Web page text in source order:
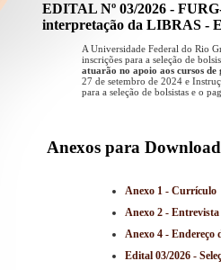
EDITAL Nº 03/2026 -
interpretação da LIBRAS -
A Universidade Federal do Rio
inscrições para a seleção de
atuarão no apoio aos cursos
27 de setembro de 2024 e
para a seleção de bolsistas e o
Anexos para Download
Anexo 1 - Currículo
Anexo 2 - Entrevista
Anexo 4 - Endereço
Edital 03/2026 -